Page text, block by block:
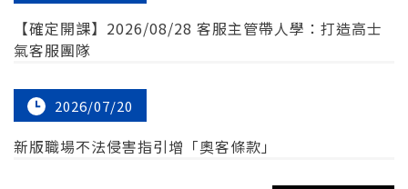
【確定開課】2026/08/28 客服主管帶人學：打造高士
氣客服團隊
2026/07/20
新版職場不法侵害指引增「奧客條款」